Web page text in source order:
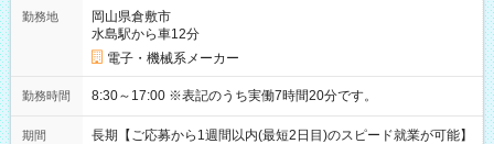
勤務地
岡山県倉敷市
水島駅から車12分
電子・機械系メーカー
勤務時間 8:30～17:00 ※表記のうち実働7時間20分です。
期間
長期【ご応募から1週間以内(最短2日目)のスピード就業が可能】